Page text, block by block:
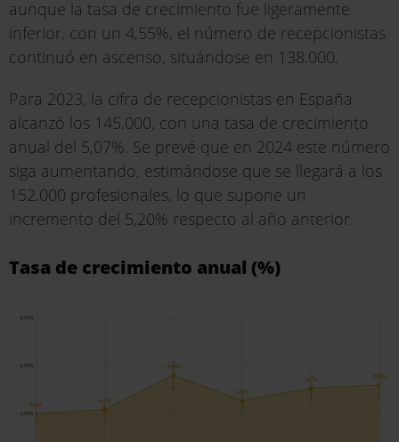
aunque la tasa de crecimiento fue ligeramente
inferior, con un 4,55%, el número de recepcionistas
continuó en ascenso, situándose en 138.000.
Para 2023, la cifra de recepcionistas en España
alcanzó los 145.000, con una tasa de crecimiento
anual del 5,07%. Se prevé que en 2024 este número
siga aumentando, estimándose que se llegará a los
152.000 profesionales, lo que supone un
incremento del 5,20% respecto al año anterior.
Tasa de crecimiento anual (%)